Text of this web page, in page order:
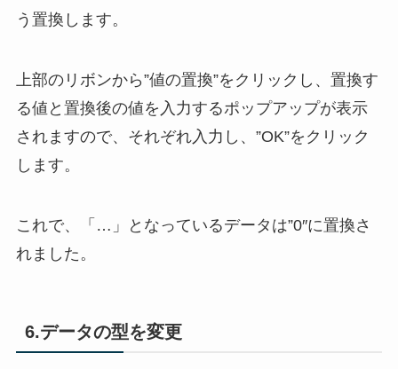
う置換します。
上部のリボンから”値の置換”をクリックし、置換す
る値と置換後の値を入力するポップアップが表示
されますので、それぞれ入力し、”OK”をクリック
します。
これで、「…」となっているデータは”0″に置換さ
れました。
6.データの型を変更